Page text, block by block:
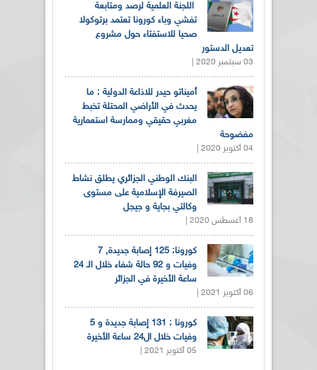
اللجنة العلمية لرصد ومتابعة
تفشي وباء كورونا تعتمد برتوكولا
صحيا للاستفتاء حول مشروع
تعديل الدستور
03 سبتمبر 2020 |
أميناتو حيدر للاذاعة الدولية : ما
يحدث في الأراضي المحتلة تخبط
مغربي حقيقي وممارسة استعمارية
مفضوحة
04 أكتوبر 2020 |
البنك الوطني الجزائري يطلق نشاط
الصيرفة الإسلامية على مستوى
وكالتي بجاية و جيجل
18 أغسطس 2020 |
كورونا: 125 إصابة جديدة, 7
وفيات و 92 حالة شفاء خلال الـ 24
ساعة الأخيرة في الجزائر
06 أكتوبر 2021 |
كورونا : 131 إصابة جديدة و 5
وفيات خلال ال24 ساعة الأخيرة
05 أكتوبر 2021 |